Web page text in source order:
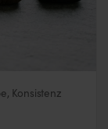
Konsistenz